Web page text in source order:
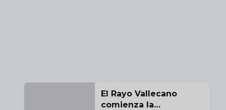
El Rayo Vallecano
comienza la